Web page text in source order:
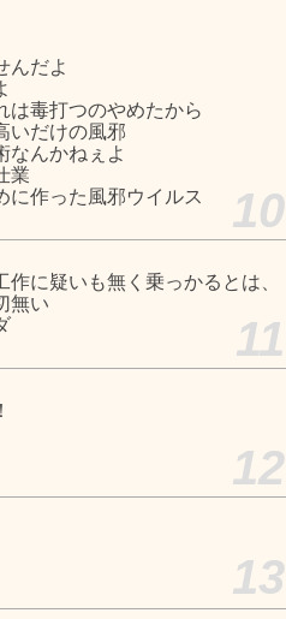
んだよ
は毒打つのやめたから
いだけの風邪
なんかねぇよ
業
に作った風邪ウイルス
10
に疑いも無く乗っかるとは、
無い
11
12
13